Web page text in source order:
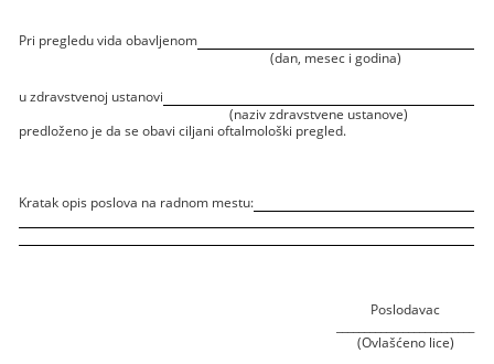
Pri pregledu vida obavljenom
(dan, mesec i godina)
u zdravstvenoj ustanovi
(naziv zdravstvene ustanove)
predloženo je da se obavi ciljani oftalmološki pregled.
Kratak opis poslova na radnom mestu:
Poslodavac
(Ovlašćeno lice)